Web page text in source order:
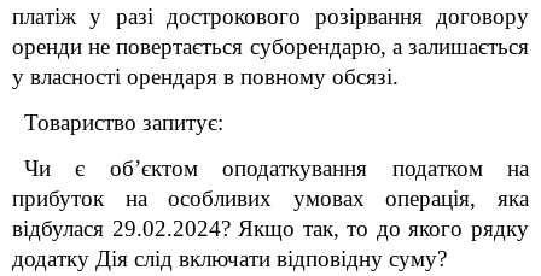
платіж у разі дострокового розірвання договору
оренди не повертається суборендарю, а залишається
у власності орендаря в повному обсязі.
Товариство запитує:
Чи є об’єктом оподаткування податком на
прибуток на особливих умовах операція, яка
відбулася 29.02.2024? Якщо так, то до якого рядку
додатку Дія слід включати відповідну суму?